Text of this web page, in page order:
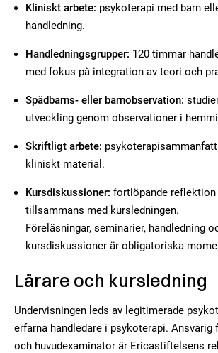
Kliniskt arbete: psykoterapi med barn
handledning.
Handledningsgrupper: 120 timmar
med fokus på integration av teori och
Spädbarns- eller barnobservation:
utveckling genom observationer i
Skriftligt arbete:
kliniskt material.
Kursdiskussioner: fortlöpande reflektion
tillsammans med kursledningen.
Föreläsningar, seminarier, handledning
kursdiskussioner är obligatoriska
Lärare och kursledning
Undervisningen leds av legitimerade
erfarna handledare i psykoterapi. Ansvarig
och huvudexaminator är Ericastiftelsens